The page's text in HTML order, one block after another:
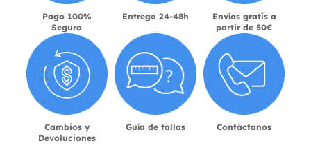
Pago 100%
Seguro
Entrega 24-48h
Envíos gratis a
partir de 50€
Cambios y
Devoluciones
Guía de tallas Contáctanos